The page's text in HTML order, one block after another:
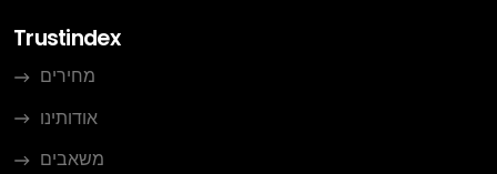
Trustindex
מחירים
אודותינו
משאבים